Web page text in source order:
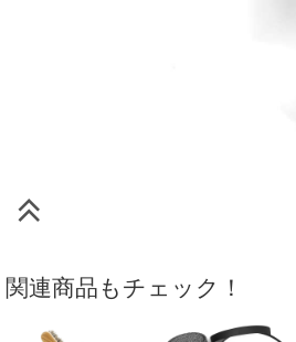
関連商品もチェック！